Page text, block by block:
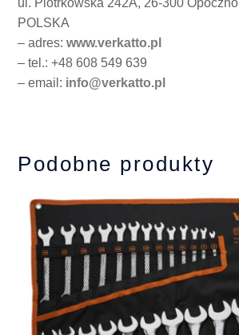
POLSKA
– adres:www.verkatto.pl
– tel.: +48 608 549 639
– email: info@verkatto.pl
Podobne produkty